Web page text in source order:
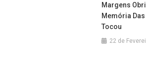
Margens
Memória
Tocou
22 de